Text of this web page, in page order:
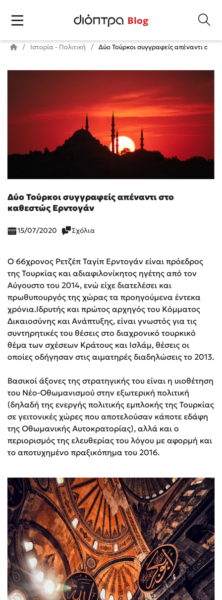
Blog
Ιστορία - Πολιτική Δύο Τούρκοι συγγραφείς απέναντι στο
Δύο Τούρκοι συγγραφείς απέναντι στο
καθεστώς Ερντογάν
15/07/2020 Σχόλια
Ο 66χρονος Ρετζέπ Ταγίπ Ερντογάν είναι πρόεδρος
της Τουρκίας και αδιαφιλονίκητος ηγέτης από τον
Αύγουστο του 2014, ενώ είχε διατελέσει και
πρωθυπουργός της χώρας τα προηγούμενα έντεκα
χρόνια.Ιδρυτής και πρώτος αρχηγός του Κόμματος
Δικαιοσύνης και Ανάπτυξης, είναι γνωστός για τις
συντηρητικές του θέσεις στο διαχρονικό τουρκικό
θέμα των σχέσεων Κράτους και Ισλάμ, θέσεις οι
οποίες οδήγησαν στις αιματηρές διαδηλώσεις το 2013.
Βασικοί άξονες της στρατηγικής του είναι η υιοθέτηση
του Νέο-Οθωμανισμού στην εξωτερική πολιτική
(δηλαδή της ενεργής πολιτικής εμπλοκής της Τουρκίας
σε γειτονικές χώρες που αποτελούσαν κάποτε εδάφη
της Οθωμανικής Αυτοκρατορίας), αλλά και ο
περιορισμός της ελευθερίας του λόγου με αφορμή και
το αποτυχημένο πραξικόπημα του 2016.